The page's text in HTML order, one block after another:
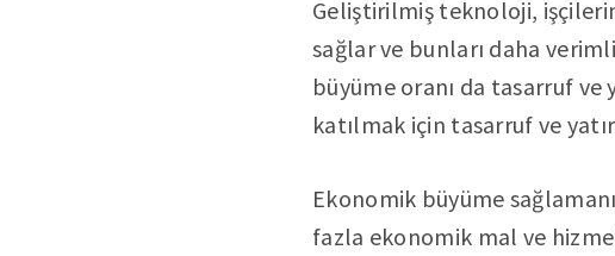
Geliştirilmiş teknoloji,
sağlar ve bunları daha
büyüme oranı da tasarruf ve
katılmak için tasarruf ve
Ekonomik büyüme
fazla ekonomik mal ve